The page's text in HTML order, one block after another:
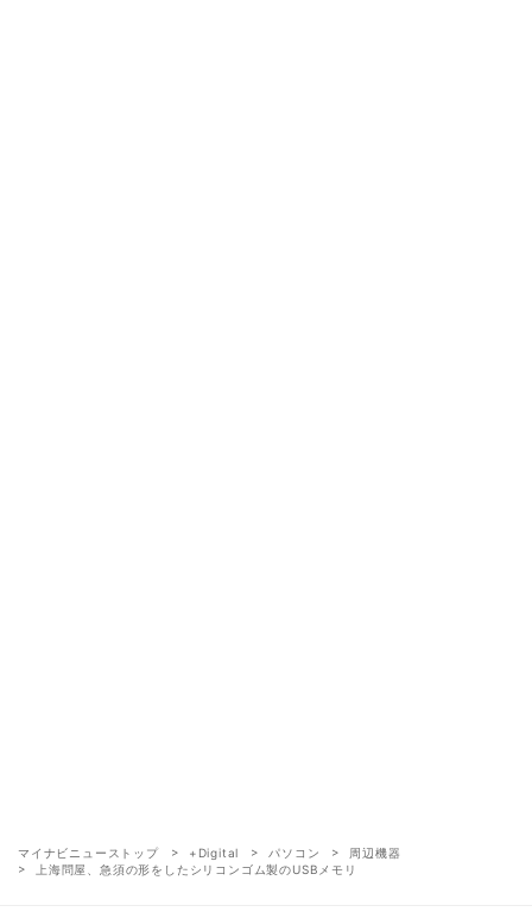
マイナビニューストップ +Digital パソコン
周辺機器
上海問屋、急須の形をしたシリコンゴム製のUSBメモリ